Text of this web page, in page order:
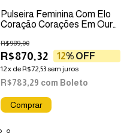
Pulseira Feminina Com Elo
Coração Corações Em Ouro
R$870,32
R$989,00
12% OFF
12x deR$72,53sem juros
R$783,29 com Boleto